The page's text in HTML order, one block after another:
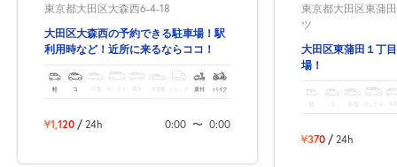
東京都大田区大森西6-4-18
大田区大森西の予約できる駐車場！駅
利用時など！近所に来るならココ！
軽 コ 中型 ボックス SUV 大型車 トラック 原付 バイク
¥1,120 / 24h 0:00 〜 0:00
東京都大田区東蒲
ツ
大田区東蒲田１丁
場！
ボックス
¥370 / 24h